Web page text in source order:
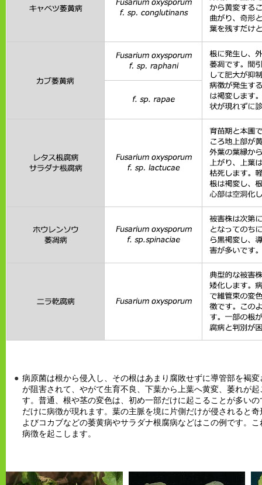
病原菌は根から侵入し、その根はあまり腐敗せずに導管部を褐
が阻害されて、やがて生育不良、下葉から上葉へ黄変、萎れが
す。普通、根や茎の変色は、初め一部だけに起こることが多い
だけに病徴が現れます。葉の主脈を境に片側だけが侵されると
よびコカブなどの萎黄病やサラダナ根腐病などはこの例です。
病徴を起こします。